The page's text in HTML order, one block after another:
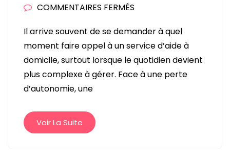
COMMENTAIRES FERMÉS
ENVISAGER
UN
SERVICE
D’AIDE
Il arrive souvent de se demander à quel
moment faire appel à un service d’aide à
domicile, surtout lorsque le quotidien devient
plus complexe à gérer. Face à une perte
d’autonomie, une
Voir La Suite